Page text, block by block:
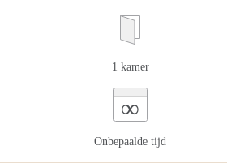
1 kamer
∞
Onbepaalde tijd